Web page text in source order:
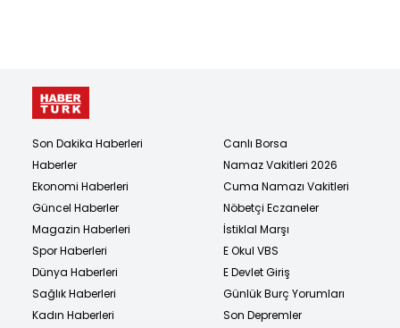
Son Dakika Haberleri
Haberler
Ekonomi Haberleri
Güncel Haberler
Magazin Haberleri
Spor Haberleri
Dünya Haberleri
Sağlık Haberleri
Kadın Haberleri
Canlı Borsa
Namaz Vakitleri 2026
Cuma Namazı Vakitleri
Nöbetçi Eczaneler
İstiklal Marşı
E Okul VBS
E Devlet Giriş
Günlük Burç Yorumları
Son Depremler